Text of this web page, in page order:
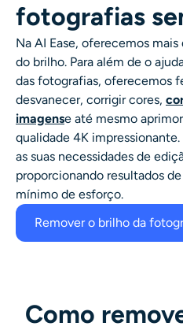
fotografias
Na AI Ease, oferecemos
do brilho. Para além de o
das fotografias, oferecemos
desvanecer, corrigir cores,
imagense até mesmo
qualidade 4K
as suas necessidades de
proporcionando resultados
mínimo de esforço.
Remover o brilho da
Como